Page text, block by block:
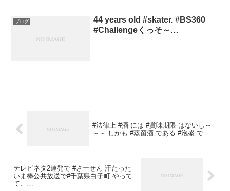
ブログ
44 years old #skater. #BS360
#Challengeくっそ～…
#法律上 #酒 には #賞味期限 はないし～
～～.しかも #蒸留酒 である #泡盛 で…
テレビネタ2連発で #さーせん 汗たった
いま棒公共放送で#千葉県白子町 やって
て、…